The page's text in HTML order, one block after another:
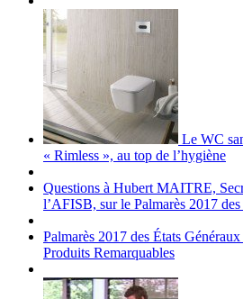
Le WC
« Rimless », au top de l’hygiène
Questions à Hubert MAITRE,
l’AFISB, sur le Palmarès 2017
Palmarès 2017 des États
Produits Remarquables